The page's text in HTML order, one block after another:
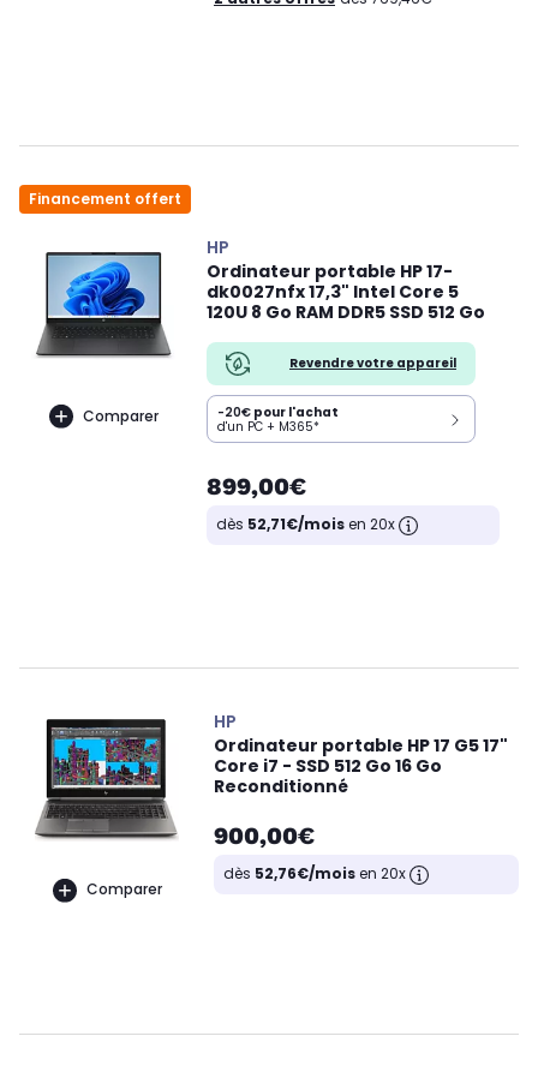
Financement offert
Comparer
HP
Ordinateur portable HP 17-
dk0027nfx 17,3" Intel Core 5
120U 8 Go RAM DDR5 SSD 512 Go
Revendre votre appareil
-20€ pour l'achat
d'un PC + M365*
899,00€
dès 52,71€/moisen 20x
Comparer
HP
Ordinateur portable HP 17 G5 17"
Core i7 - SSD 512 Go 16 Go
Reconditionné
900,00€
dès 52,76€/moisen 20x